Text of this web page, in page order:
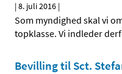
|8. juli 2016 |
Som myndighed skal vi
topklasse. Vi indleder
Bevilling til Sct.